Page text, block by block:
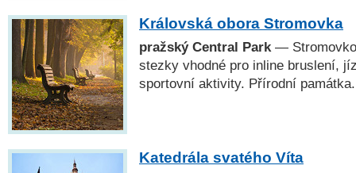
Královská obora Stromovka
pražský Central Park —
stezky vhodné pro inline bruslení,
sportovní aktivity. Přírodní památka.
Katedrála svatého Víta